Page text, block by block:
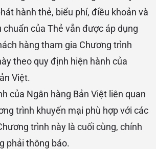
hành thẻ, biểu phí, điều khoản và
chuẩn của Thẻ vẫn được áp dụng
hàng tham gia Chương trình
theo quy định hiện hành của
Việt.
của Ngân hàng Bản Việt liên quan
trình khuyến mại phù hợp với các
trình này là cuối cùng, chính
phải thông báo.